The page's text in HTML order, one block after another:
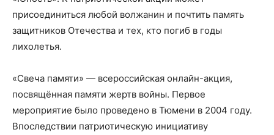
присоединиться любой волжанин и почтить память
защитников Отечества и тех, кто погиб в годы
лихолетья.
«Свеча памяти» — всероссийская онлайн-акция,
посвящённая памяти жертв войны. Первое
мероприятие было проведено в Тюмени в 2004 году.
Впоследствии патриотическую инициативу